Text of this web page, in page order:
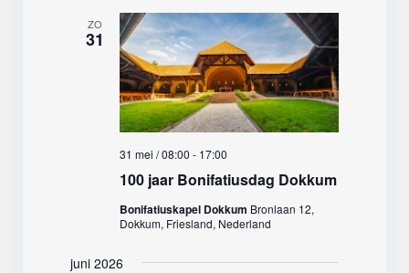
ZO
31
100 jaar Bonifatiusdag Dokkum
31 mei / 08:00 - 17:00
Bonifatiuskapel Dokkum Bronlaan 12,
Dokkum, Friesland, Nederland
juni 2026